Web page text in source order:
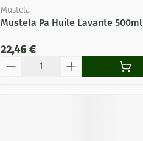
Mustela
Mustela Pa Huile Lavante 500ml
22,46 €